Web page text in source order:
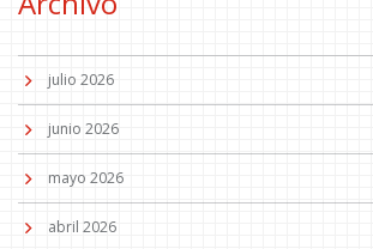
julio 2026
junio 2026
mayo 2026
abril 2026